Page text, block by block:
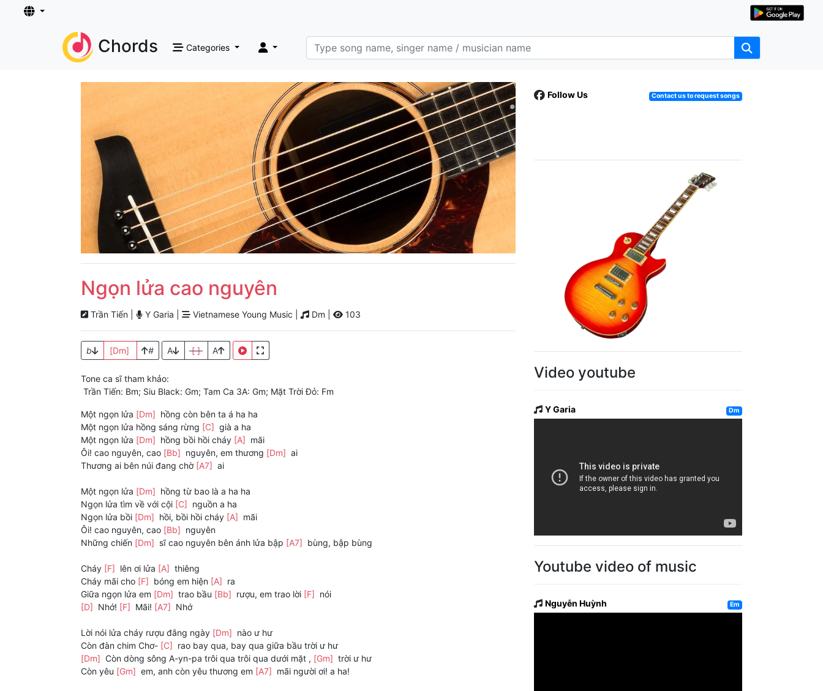
Chords Categories
Ngọn lửa cao nguyên
Trần Tiến | Y Garia | Vietnamese Young Music | Dm | 103
b [Dm] # A [ ] A
Tone ca sĩ tham khảo:
Trần Tiến: Bm; Siu Black: Gm; Tam Ca 3A: Gm; Mặt Trời Đỏ: Fm
Một ngọn lửa [Dm] hồng còn bên ta á ha ha
Một ngọn lửa hồng sáng rừng [C] già a ha
Một ngọn lửa [Dm] hồng bồi hồi cháy [A] mãi
Ôi! cao nguyên, cao [Bb] nguyên, em thương [Dm] ai
Thương ai bên núi đang chờ [A7] ai
Một ngọn lửa [Dm] hồng từ bao là a ha ha
Ngọn lửa tìm về với cội [C] nguồn a ha
Ngọn lửa bồi [Dm] hồi, bồi hồi cháy [A] mãi
Ôi! cao nguyên, cao [Bb] nguyên
Những chiến [Dm] sĩ cao nguyên bên ánh lửa bập [A7] bùng, bập bùng
Cháy [F] lên ơi lửa [A] thiêng
Cháy mãi cho [F] bóng em hiện [A] ra
Giữa ngọn lửa em [Dm] trao bầu [Bb] rượu, em trao lời [F] nói
[D] Nhớ! [F] Mãi! [A7] Nhớ
Lời nói lửa cháy rượu đắng ngày [Dm] nào ư hư
Còn đàn chim Chơ- [C] rao bay qua, bay qua giữa bầu trời ư hư
[Dm] Còn dòng sông A-yn-pa trôi qua trôi qua dưới mặt , [Gm] trời ư hư
Còn yêu [Gm] em, anh còn yêu thương em [A7] mãi người ơi! a ha!
Follow Us Contact us to request songs
Video youtube
Y Garia Dm
Youtube video of music
Nguyễn Huỳnh Em